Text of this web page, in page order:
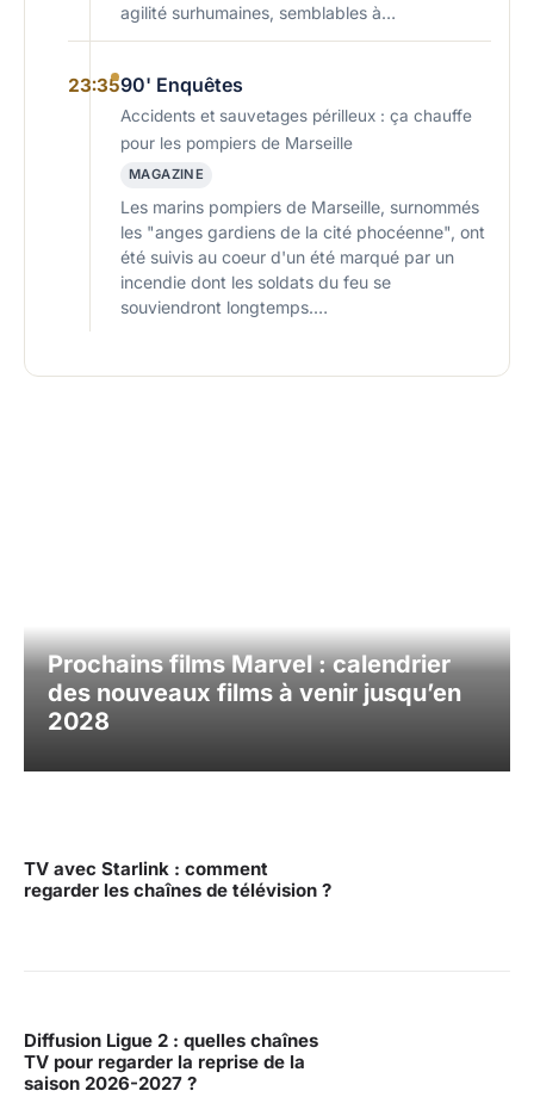
agilité surhumaines, semblables à…
23:3590' Enquêtes
Accidents et sauvetages périlleux : ça chauffe
pour les pompiers de Marseille
MAGAZINE
Les marins pompiers de Marseille, surnommés
les "anges gardiens de la cité phocéenne", ont
été suivis au coeur d'un été marqué par un
incendie dont les soldats du feu se
souviendront longtemps.…
Prochains films Marvel : calendrier
des nouveaux films à venir jusqu’en
2028
TV avec Starlink : comment
regarder les chaînes de télévision ?
Diffusion Ligue 2 : quelles chaînes
TV pour regarder la reprise de la
saison 2026-2027 ?